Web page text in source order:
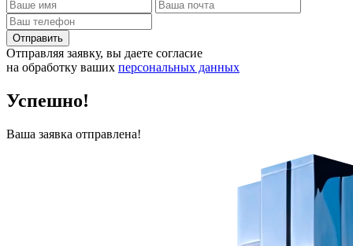
Отправить
Отправляя заявку, вы даете согласие
на обработку ваших персональных данных
Успешно!
Ваша заявка отправлена!